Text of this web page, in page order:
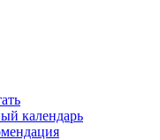
календарь